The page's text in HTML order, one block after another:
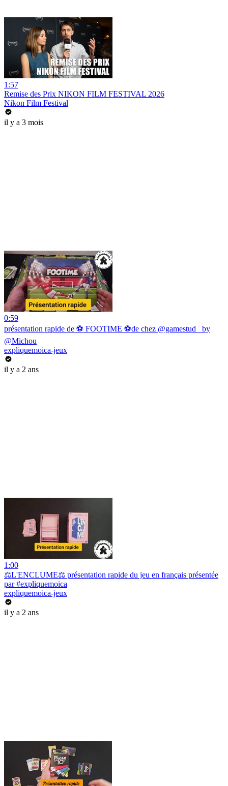
1:57
Remise des Prix NIKON FILM FESTIVAL 2026
Nikon Film Festival
il y a 3 mois
0:59
présentation rapide de ⚽ FOOTIME ⚽de chez @gamestud_ by
@Michou
expliquemoica-jeux
il y a 2 ans
1:00
⚖️L'ENCLUME⚖️ présentation rapide du jeu en français présentée
par #expliquemoica
expliquemoica-jeux
il y a 2 ans